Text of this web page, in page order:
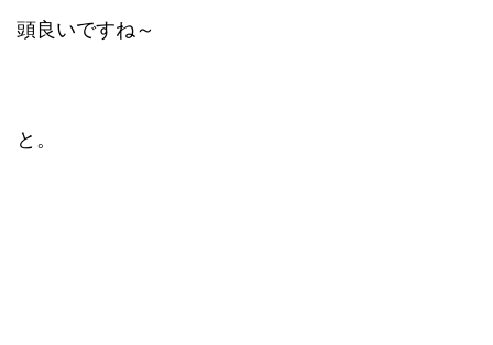
頭良いですね～
と。